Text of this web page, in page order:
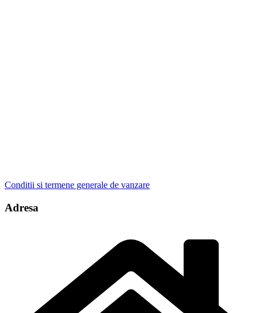
Conditii si termene generale de vanzare
Adresa